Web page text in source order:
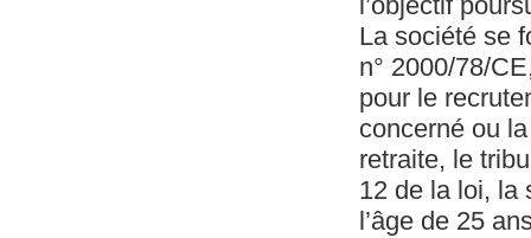
La société se
n° 2000/78/
pour le
concerné ou
retraite, le
12 de la loi, la
l’âge de 25